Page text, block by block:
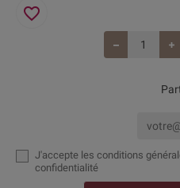
favorite_border
J'accepte les conditions
confidentialité